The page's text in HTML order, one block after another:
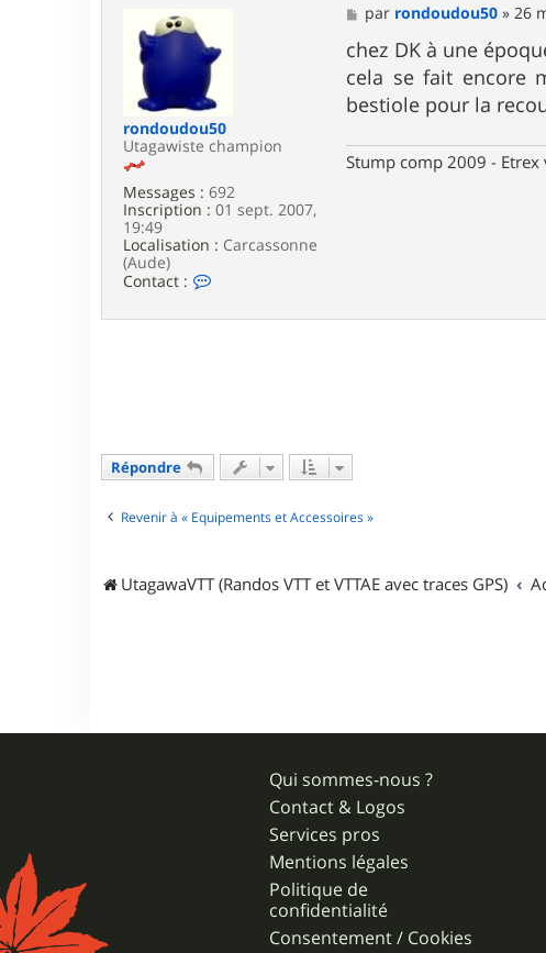
rondoudou50
Utagawiste champion
Messages : 692
Inscription : 01 sept. 2007,
19:49
Localisation : Carcassonne
(Aude)
Contact :
o
o
u
u
5
M
e
s
s
a
g
e
par rondoudou50 »26
chez DK à une
cela se fait encore
bestiole pour la
Stump comp 2009 - Etrex
Répondre
Revenir à « Equipements et Accessoires »
UtagawaVTT (Randos VTT et VTTAE avec traces GPS)
Qui sommes-nous ?
Contact & Logos
Services pros
Mentions légales
Politique de
confidentialité
Consentement / Cookies